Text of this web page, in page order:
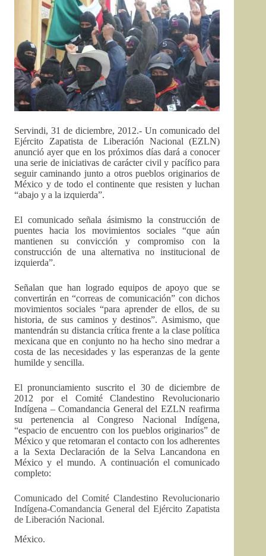
Servindi, 31 de diciembre, 2012.- Un comunicado del
Ejército Zapatista de Liberación Nacional (EZLN)
anunció ayer que en los próximos días dará a conocer
una serie de iniciativas de carácter civil y pacífico para
seguir caminando junto a otros pueblos originarios de
México y de todo el continente que resisten y luchan
“abajo y a la izquierda”.
El comunicado señala ásimismo la construcción de
puentes hacia los movimientos sociales “que aún
mantienen su convicción y compromiso con la
construcción de una alternativa no institucional de
izquierda”.
Señalan que han logrado equipos de apoyo que se
convertirán en “correas de comunicación” con dichos
movimientos sociales “para aprender de ellos, de su
historia, de sus caminos y destinos”. Asimismo, que
mantendrán su distancia crítica frente a la clase política
mexicana que en conjunto no ha hecho sino medrar a
costa de las necesidades y las esperanzas de la gente
humilde y sencilla.
El pronunciamiento suscrito el 30 de diciembre de
2012 por el Comité Clandestino Revolucionario
Indígena – Comandancia General del EZLN reafirma
su pertenencia al Congreso Nacional Indígena,
“espacio de encuentro con los pueblos originarios” de
México y que retomaran el contacto con los adherentes
a la Sexta Declaración de la Selva Lancandona en
México y el mundo. A continuación el comunicado
completo:
Comunicado del Comité Clandestino Revolucionario
Indígena-Comandancia General del Ejército Zapatista
de Liberación Nacional.
México.